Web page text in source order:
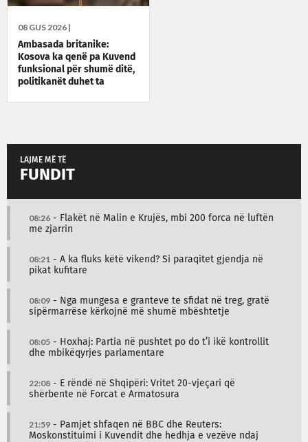
08 GUS 2026 |
Ambasada britanike:
Kosova ka qenë pa Kuvend
funksional për shumë ditë,
politikanët duhet ta
LAJME MË TË
FUNDIT
08:26 - Flakët në Malin e Krujës, mbi 200 forca në luftën
me zjarrin
08:21 - A ka fluks këtë vikend? Si paraqitet gjendja në
pikat kufitare
08:09 - Nga mungesa e granteve te sfidat në treg, gratë
sipërmarrëse kërkojnë më shumë mbështetje
08:05 - Hoxhaj: Partia në pushtet po do t’i ikë kontrollit
dhe mbikëqyrjes parlamentare
22:08 - E rëndë në Shqipëri: Vritet 20-vjeçari që
shërbente në Forcat e Armatosura
21:59 - Pamjet shfaqen në BBC dhe Reuters:
Moskonstituimi i Kuvendit dhe hedhja e vezëve ndaj